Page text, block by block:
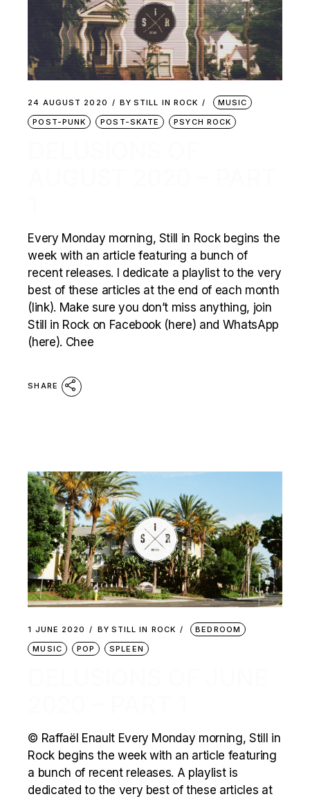
24 AUGUST 2020 BY STILL IN ROCK
MUSIC
POST-PUNK
POST-SKATE PSYCH ROCK
Every Monday morning, Still in Rock begins the
week with an article featuring a bunch of
recent releases. I dedicate a playlist to the very
best of these articles at the end of each month
(link). Make sure you don’t miss anything, join
Still in Rock on Facebook (here) and WhatsApp
(here). Chee
SHARE
1 JUNE 2020 BY STILL IN ROCK
BEDROOM
MUSIC
POP SPLEEN
© Raffaël Enault Every Monday morning, Still in
Rock begins the week with an article featuring
a bunch of recent releases. A playlist is
dedicated to the very best of these articles at